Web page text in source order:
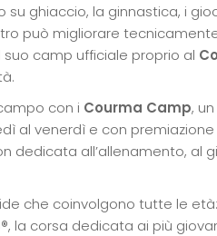
ghiaccio, la ginnastica, i
può migliorare
suo camp ufficiale proprio al
con i Courma Camp,
al venerdì e con
dedicata all’allenamento, al
che coinvolgono tutte le
, la corsa dedicata ai più